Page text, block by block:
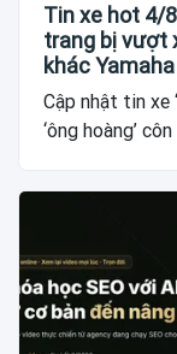
Tin xe hot 4/
trang bị vượt
khác
Cập nhật tin xe
‘ông hoàng’